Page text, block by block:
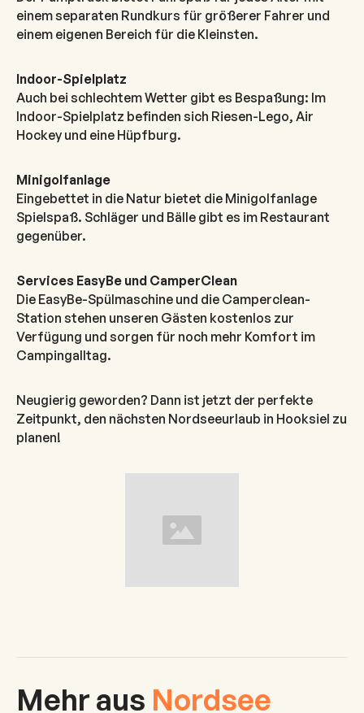
einem separaten Rundkurs für größerer Fahrer und
einem eigenen Bereich für die Kleinsten.
Indoor-Spielplatz
Auch bei schlechtem Wetter gibt es Bespaßung: Im
Indoor-Spielplatz befinden sich Riesen-Lego, Air
Hockey und eine Hüpfburg.
Minigolfanlage
Eingebettet in die Natur bietet die Minigolfanlage
Spielspaß. Schläger und Bälle gibt es im Restaurant
gegenüber.
Services EasyBe und CamperClean
Die EasyBe-Spülmaschine und die Camperclean-
Station stehen unseren Gästen kostenlos zur
Verfügung und sorgen für noch mehr Komfort im
Campingalltag.
Neugierig geworden? Dann ist jetzt der perfekte
Zeitpunkt, den nächsten Nordseeurlaub in Hooksiel zu
planen!
Mehr aus Nordsee